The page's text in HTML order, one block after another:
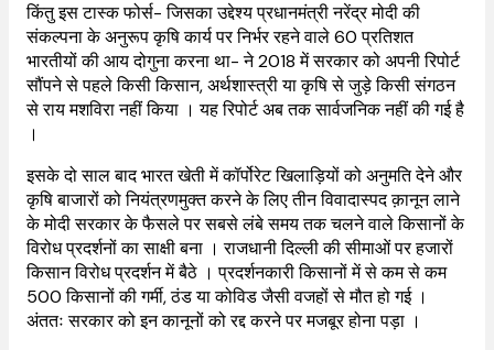
किंतु इस टास्क फोर्स- जिसका उद्देश्य प्रधानमंत्री नरेंद्र मोदी की
संकल्पना के अनुरूप कृषि कार्य पर निर्भर रहने वाले 60 प्रतिशत
भारतीयों की आय दोगुना करना था- ने 2018 में सरकार को अपनी रिपोर्ट
सौंपने से पहले किसी किसान, अर्थशास्त्री या कृषि से जुड़े किसी संगठन
से राय मशविरा नहीं किया । यह रिपोर्ट अब तक सार्वजनिक नहीं की गई है
।
इसके दो साल बाद भारत खेती में कॉर्पोरेट खिलाड़ियों को अनुमति देने और
कृषि बाजारों को नियंत्रणमुक्त करने के लिए तीन विवादास्पद क़ानून लाने
के मोदी सरकार के फैसले पर सबसे लंबे समय तक चलने वाले किसानों के
विरोध प्रदर्शनों का साक्षी बना । राजधानी दिल्ली की सीमाओं पर हजारों
किसान विरोध प्रदर्शन में बैठे । प्रदर्शनकारी किसानों में से कम से कम
500 किसानों की गर्मी, ठंड या कोविड जैसी वजहों से मौत हो गई ।
अंततः सरकार को इन कानूनों को रद्द करने पर मजबूर होना पड़ा ।